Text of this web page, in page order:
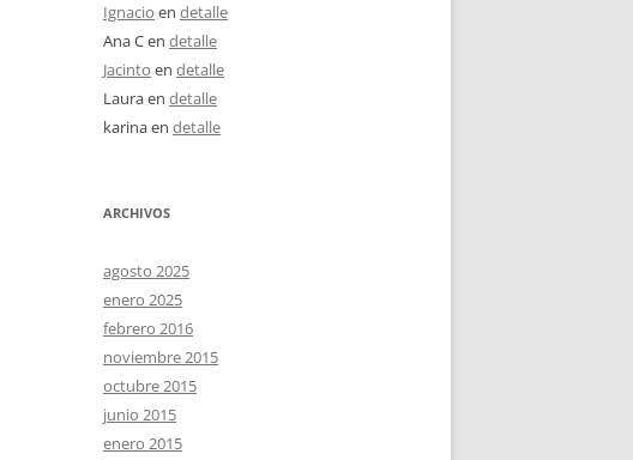
Ignacio en detalle
Ana Cen detalle
Jacinto en detalle
Lauraen detalle
karinaen detalle
ARCHIVOS
agosto 2025
enero 2025
febrero 2016
noviembre 2015
octubre 2015
junio 2015
enero 2015